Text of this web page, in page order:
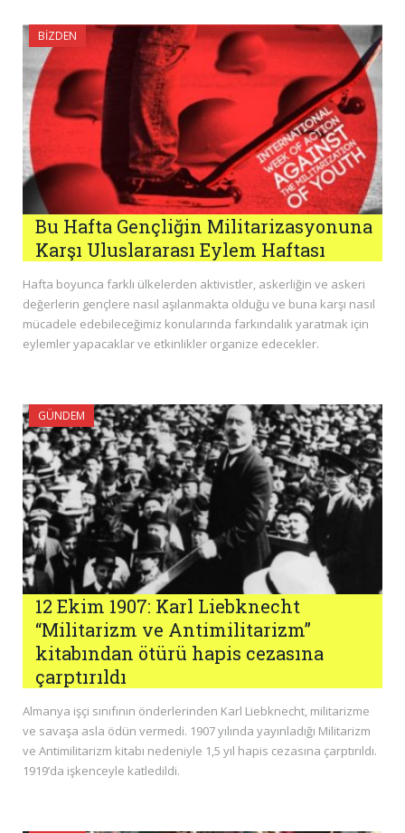
BIZDEN
Bu Hafta Gençliğin Militarizasyonuna
Karşı Uluslararası Eylem Haftası
Hafta boyunca farklı ülkelerden aktivistler, askerliğin ve askeri
değerlerin gençlere nasıl aşılanmakta olduğu ve buna karşı nasıl
mücadele edebileceğimiz konularında farkındalık yaratmak için
eylemler yapacaklar ve etkinlikler organize edecekler.
GÜNDEM
12 Ekim 1907: Karl Liebknecht
“Militarizm ve Antimilitarizm”
kitabından ötürü hapis cezasına
çarptırıldı
Almanya işçi sınıfının önderlerinden Karl Liebknecht, militarizme
ve savaşa asla ödün vermedi. 1907 yılında yayınladığı Militarizm
ve Antimilitarizm kitabı nedeniyle 1,5 yıl hapis cezasına çarptırıldı.
1919’da işkenceyle katledildi.